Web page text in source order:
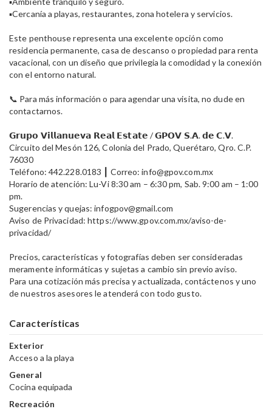
▪️Cercanía a playas, restaurantes, zona hotelera y servicios.
Este penthouse representa una excelente opción como
residencia permanente, casa de descanso o propiedad para renta
vacacional, con un diseño que privilegia la comodidad y la conexión
con el entorno natural.
📞 Para más información o para agendar una visita, no dude en
contactarnos.
𝗚𝗿𝘂𝗽𝗼 𝗩𝗶𝗹𝗹𝗮𝗻𝘂𝗲𝘃𝗮 𝗥𝗲𝗮𝗹 𝗘𝘀𝘁𝗮𝘁𝗲 / 𝗚𝗣𝗢𝗩 𝗦.𝗔. 𝗱𝗲 𝗖.𝗩.
Circuito del Mesón 126, Colonia del Prado, Querétaro, Qro. C.P.
76030
Teléfono: 442.228.0183 ┃ Correo: info@gpov.com.mx
Horario de atención: Lu-Vi 8:30 am – 6:30 pm, Sab. 9:00 am – 1:00
pm.
Sugerencias y quejas: infogpov@gmail.com
Aviso de Privacidad: https://www.gpov.com.mx/aviso-de-
privacidad/
Precios, características y fotografías deben ser consideradas
meramente informáticas y sujetas a cambio sin previo aviso.
Para una cotización más precisa y actualizada, contáctenos y uno
de nuestros asesores le atenderá con todo gusto.
Características
Exterior
Acceso a la playa
General
Cocina equipada
Recreación